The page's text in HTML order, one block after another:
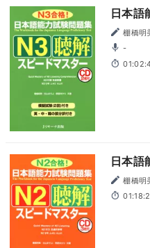
日本語
棚橋明
-
日本語
棚橋明